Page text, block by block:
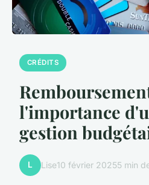
CRÉDITS
l'importance
gestion
L Lise10 février 20255 min